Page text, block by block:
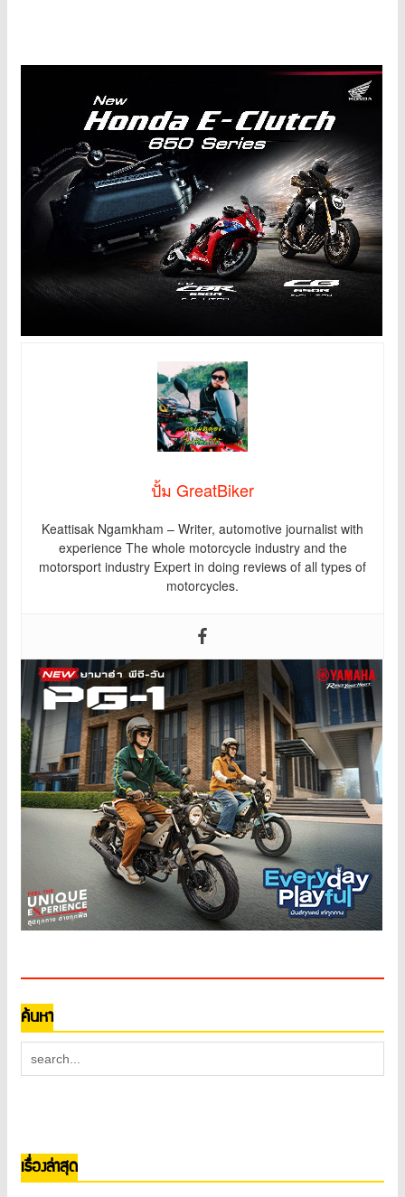
ปั้ม GreatBiker
Keattisak Ngamkham – Writer, automotive journalist with
experience The whole motorcycle industry and the
motorsport industry Expert in doing reviews of all types of
motorcycles.
ค้นหา
เรื่องล่าสุด